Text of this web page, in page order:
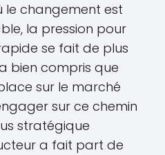
le changement est
la pression pour
se fait de plus
bien compris que
sur le marché
sur ce chemin
stratégique
a fait part de